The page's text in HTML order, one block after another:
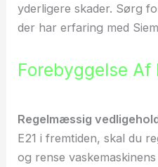
yderligere skader. Sørg
der har erfaring med
Forebyggelse Af
Regelmæssig
E21 i fremtiden, skal du
og rense